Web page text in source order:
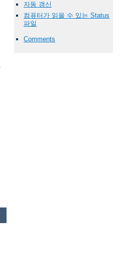
자동 갱신
컴퓨터가 읽을 수 있는 Status
파일
Comments